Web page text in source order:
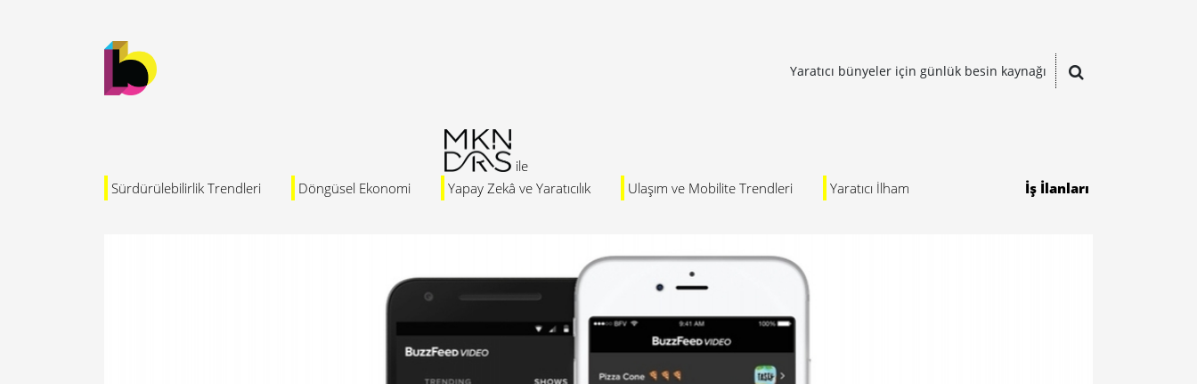
Yaratıcı bünyeler için günlük besin kaynağı
Sürdürülebilirlik Trendleri Döngüsel Ekonomi Yapay Zekâ ve Yaratıcılık Ulaşım ve Mobilite Trendleri Yaratıcı İlham İş İlanları